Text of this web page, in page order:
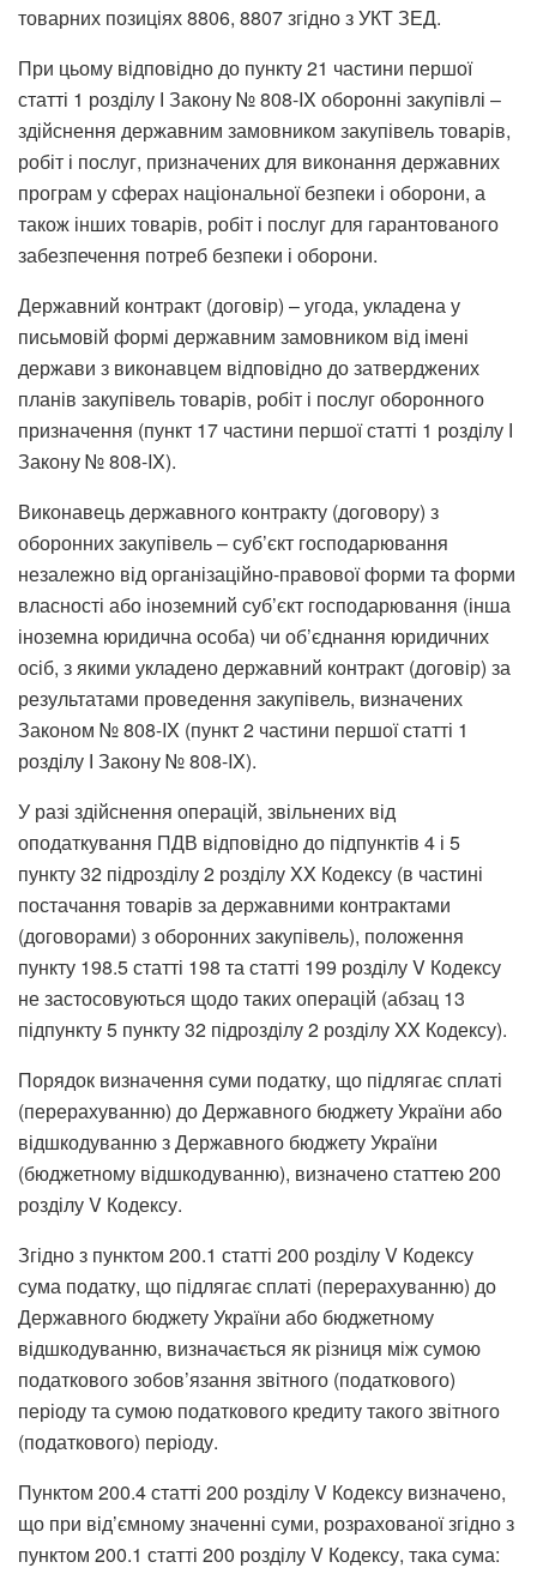
товарних позиціях 8806, 8807 згідно з УКТ ЗЕД.
При цьому відповідно до пункту 21 частини першої
статті 1 розділу І Закону № 808-IX оборонні закупівлі –
здійснення державним замовником закупівель товарів,
робіт і послуг, призначених для виконання державних
програм у сферах національної безпеки і оборони, а
також інших товарів, робіт і послуг для гарантованого
забезпечення потреб безпеки і оборони.
Державний контракт (договір) – угода, укладена у
письмовій формі державним замовником від імені
держави з виконавцем відповідно до затверджених
планів закупівель товарів, робіт і послуг оборонного
призначення (пункт 17 частини першої статті 1 розділу І
Закону № 808-IX).
Виконавець державного контракту (договору) з
оборонних закупівель – суб’єкт господарювання
незалежно від організаційно-правової форми та форми
власності або іноземний суб’єкт господарювання (інша
іноземна юридична особа) чи об’єднання юридичних
осіб, з якими укладено державний контракт (договір) за
результатами проведення закупівель, визначених
Законом № 808-IX (пункт 2 частини першої статті 1
розділу І Закону № 808-IX).
У разі здійснення операцій, звільнених від
оподаткування ПДВ відповідно до підпунктів 4 і 5
пункту 32 підрозділу 2 розділу XX Кодексу (в частині
постачання товарів за державними контрактами
(договорами) з оборонних закупівель), положення
пункту 198.5 статті 198 та статті 199 розділу V Кодексу
не застосовуються щодо таких операцій (абзац 13
підпункту 5 пункту 32 підрозділу 2 розділу XX Кодексу).
Порядок визначення суми податку, що підлягає сплаті
(перерахуванню) до Державного бюджету України або
відшкодуванню з Державного бюджету України
(бюджетному відшкодуванню), визначено статтею 200
розділу V Кодексу.
Згідно з пунктом 200.1 статті 200 розділу V Кодексу
сума податку, що підлягає сплаті (перерахуванню) до
Державного бюджету України або бюджетному
відшкодуванню, визначається як різниця між сумою
податкового зобов’язання звітного (податкового)
періоду та сумою податкового кредиту такого звітного
(податкового) періоду.
Пунктом 200.4 статті 200 розділу V Кодексу визначено,
що при від’ємному значенні суми, розрахованої згідно з
пунктом 200.1 статті 200 розділу V Кодексу, така сума: